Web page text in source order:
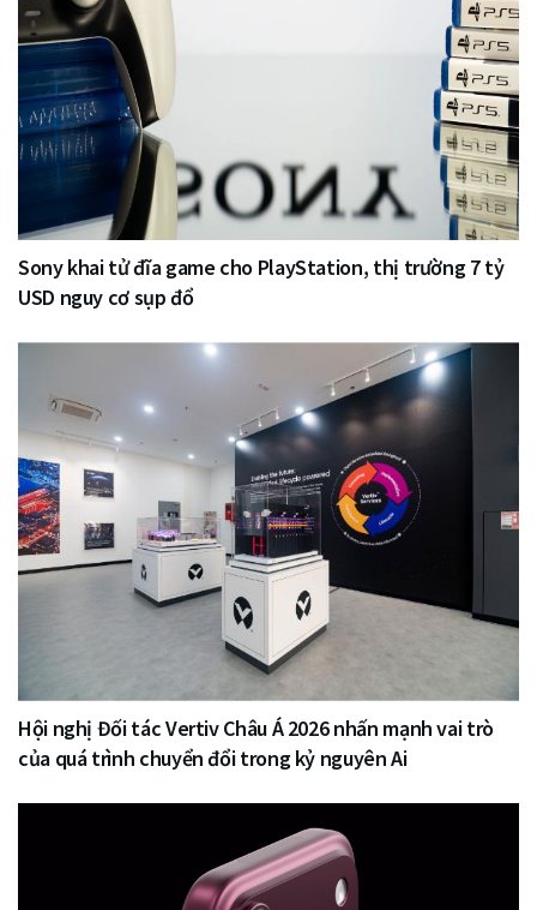
Sony khai tử đĩa game cho PlayStation, thị trường 7 tỷ
USD nguy cơ sụp đổ
Hội nghị Đối tác Vertiv Châu Á 2026 nhấn mạnh vai trò
của quá trình chuyển đổi trong kỷ nguyên Ai